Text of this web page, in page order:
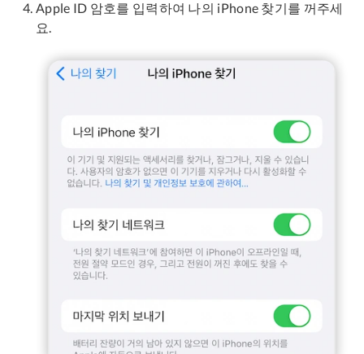
Apple ID 암호를 입력하여 나의 iPhone 찾기를 꺼주세
요.